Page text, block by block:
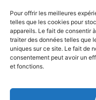
Pour offrir les meilleures
telles que les cookies pour
appareils. Le fait de consentir
traiter des données telles que
uniques sur ce site. Le fait de
consentement peut avoir un
et fonctions.
Accueil Economie
HIGH-